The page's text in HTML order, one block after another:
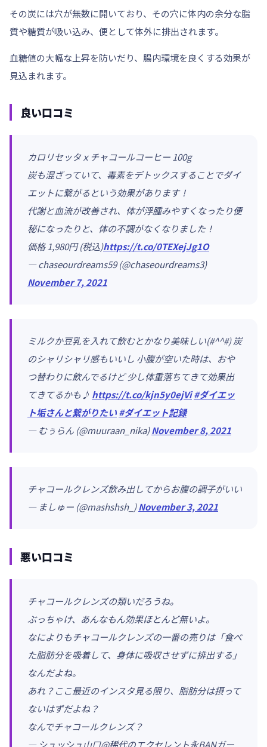
その炭には穴が無数に開いており、その穴に体内の余分な脂
質や糖質が吸い込み、便として体外に排出されます。
血糖値の大幅な上昇を防いだり、腸内環境を良くする効果が
見込まれます。
良い口コミ
カロリセッタｘチャコールコーヒー 100g
炭も混ざっていて、毒素をデトックスすることでダイ
エットに繋がるという効果があります！
代謝と血流が改善され、体が浮腫みやすくなったり便
秘になったりと、体の不調がなくなりました！
価格 1,980円 (税込)https://t.co/0TEXejJg1O
— chaseourdreams59 (@chaseourdreams3)
November 7, 2021
ミルクか豆乳を入れて飲むとかなり美味しい(#^^#) 炭
のシャリシャリ感もいいし 小腹が空いた時は、おや
つ替わりに飲んでるけど 少し体重落ちてきて効果出
てきてるかも♪ https://t.co/kjn5y0ejVi#ダイエッ
ト垢さんと繋がりたい#ダイエット記録
— むぅらん (@muuraan_nika)November 8, 2021
チャコールクレンズ飲み出してからお腹の調子がいい
— ましゅー (@mashshsh_)November 3, 2021
悪い口コミ
チャコールクレンズの類いだろうね。
ぶっちゃけ、あんなもん効果ほとんど無いよ。
なによりもチャコールクレンズの一番の売りは「食べ
た脂肪分を吸着して、身体に吸収させずに排出する」
なんだよね。
あれ？ここ最近のインスタ見る限り、脂肪分は摂って
ないはずだよね？
なんでチャコールクレンズ？
— シュッシュ山口@稀代のエクセレント永BANガー